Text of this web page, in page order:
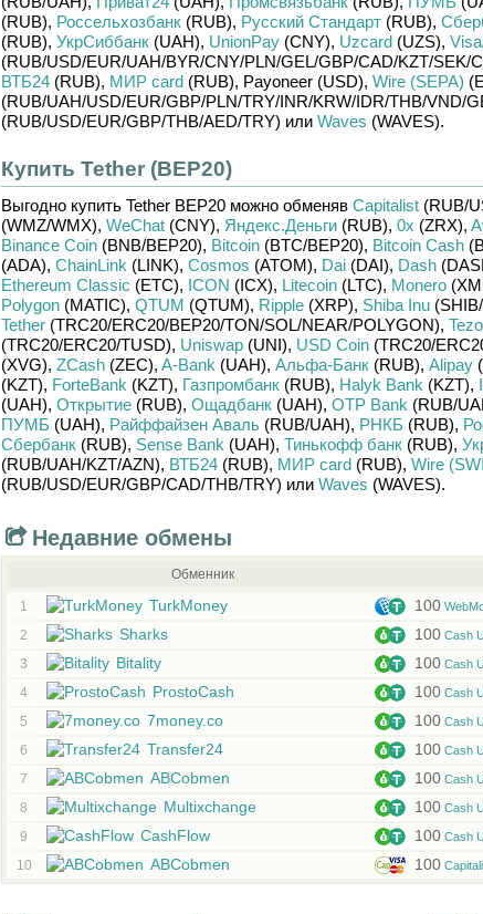
(RUB), Россельхозбанк(RUB), Русский Стандарт(RUB),
(RUB), УкрСиббанк(UAH), UnionPay(CNY), Uzcard(UZS),
(RUB/USD/EUR/UAH/BYR/CNY/PLN/GEL/GBP/CAD/KZT/SEK/
ВТБ24(RUB), МИР card(RUB), Payoneer (USD), Wire (SEPA)
(RUB/UAH/USD/EUR/GBP/PLN/TRY/INR/KRW/IDR/THB/VND/
(RUB/USD/EUR/GBP/THB/AED/TRY) или Waves (WAVES).
Купить Tether (BEP20)
Выгодно купить Tether BEP20можно обменяв Capitalist(RUB/
(WMZ/WMX), WeChat(CNY), Яндекс.Деньги(RUB), 0x (ZRX),
Binance Coin(BNB/BEP20), Bitcoin(BTC/BEP20), Bitcoin Cash
(ADA), ChainLink (LINK), Cosmos (ATOM), Dai(DAI), Dash
Ethereum Classic (ETC), ICON (ICX), Litecoin(LTC), Monero
Polygon(MATIC), QTUM (QTUM), Ripple(XRP), Shiba Inu(SHIB/
Tether(TRC20/ERC20/BEP20/TON/SOL/NEAR/POLYGON),
(TRC20/ERC20/TUSD), Uniswap(UNI), USD Coin(TRC20/
(XVG), ZCash(ZEC), A-Bank (UAH), Альфа-Банк(RUB), Alipay
(KZT), ForteBank (KZT), Газпромбанк(RUB), Halyk Bank (KZT),
(UAH), Открытие(RUB), Ощадбанк(UAH), OTP Bank (RUB/
ПУМБ (UAH), Райффайзен Аваль(RUB/UAH), РНКБ (RUB),
Сбербанк(RUB), Sense Bank (UAH), Тинькофф банк(RUB),
(RUB/UAH/KZT/AZN), ВТБ24(RUB), МИР card(RUB), Wire
(RUB/USD/EUR/GBP/CAD/THB/TRY) или Waves (WAVES).
Недавние обмены
Обменник
1 TurkMoney 100
2 Sharks 100Cash
3 Bitality 100Cash
4 ProstoCash 100Cash
5 7money.co 100Cash
6 Transfer24 100Cash
7 ABCobmen 100Cash
8 Multixchange 100Cash
9 CashFlow 100Cash
10 ABCobmen 100